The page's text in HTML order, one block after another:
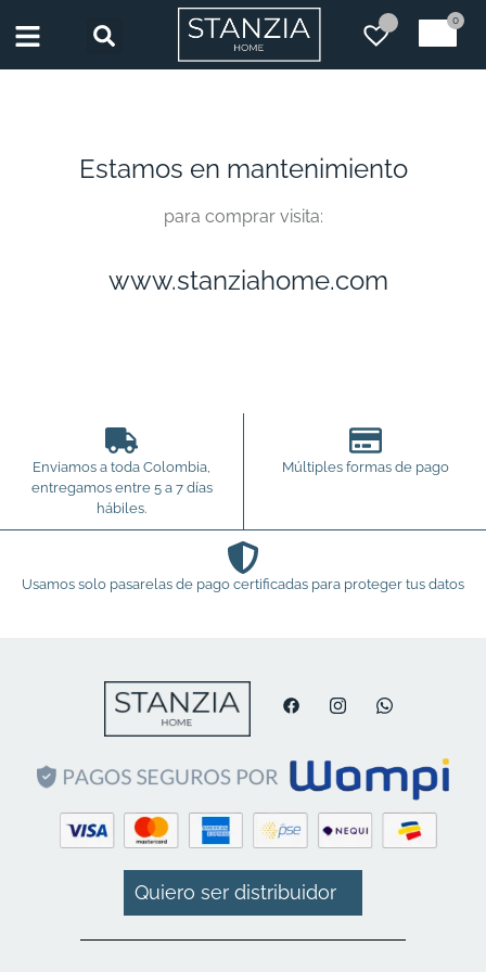
0
Estamos en mantenimiento
para comprar visita:
www.stanziahome.com
Enviamos a toda Colombia,
entregamos entre 5 a 7 días
hábiles.
Múltiples formas de pago
Usamos solo pasarelas de pago certificadas para proteger tus datos
Quiero ser distribuidor